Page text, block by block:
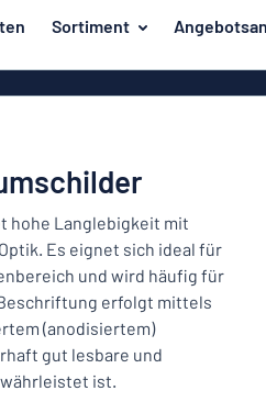
Sortiment
hohe Langlebigkeit mit
Es eignet sich ideal für
und wird häufig für
erfolgt mittels
(anodisiertem)
gut lesbare und
ist.